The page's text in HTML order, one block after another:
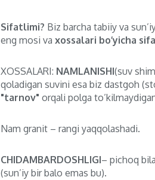
Sifatlimi? Biz barcha tabiiy va
eng mosi va xossalari bo’yicha
XOSSALARI: NAMLANISHI(suv
qoladigan suvini esa biz dastgoh
"tarnov" orqali polga
Nam granit – rangi yaqqolashadi.
CHIDAMBARDOSHLIGI– pichoq
(sun’iy bir balo emas bu).